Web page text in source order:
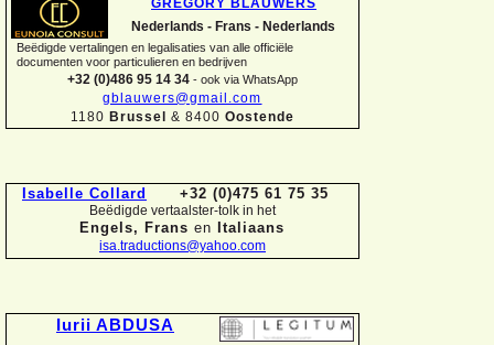
GREGORY BLAUWERS
Nederlands - Frans - Nederlands
Beëdigde vertalingen en legalisaties van alle officiële
documenten voor particulieren en bedrijven
+32 (0)486 95 14 34 - ook via WhatsApp
gblauwers@gmail.com
1180 Brussel & 8400 Oostende
Isabelle Collard +32 (0)475 61 75 35
Beëdigde vertaalster-tolk in het
Engels, Fransen Italiaans
isa.traductions@yahoo.com
Iurii ABDUSA